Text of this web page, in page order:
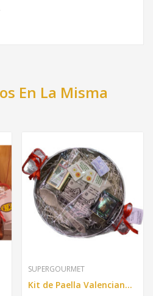
En La Misma
SUPERGOURMET
Kit de Paella Valenciana + Receta para 4 personas